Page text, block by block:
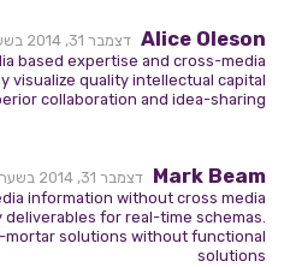
Alice Oleson דצמבר 31, 2014 בשעה 1:57 pm
based expertise and cross-media
visualize quality intellectual capital
collaboration and idea-sharing
Mark Beam
דצמבר 31, 2014 בשעה 2:23 pm
information without cross media
deliverables for real-time schemas.
mortar solutions without functional
solutions